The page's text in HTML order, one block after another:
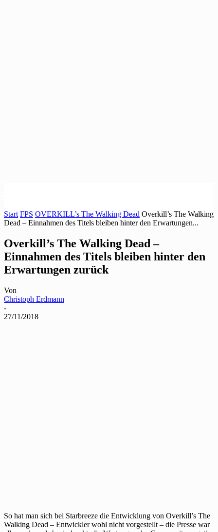
Start FPS OVERKILL’s The Walking Dead Overkill’s The Walking
Dead – Einnahmen des Titels bleiben hinter den Erwartungen...
Overkill’s The Walking Dead –
Einnahmen des Titels bleiben hinter den
Erwartungen zurück
Von
Christoph Erdmann
-
27/11/2018
So hat man sich bei Starbreeze die Entwicklung von Overkill’s The
Walking Dead – Entwickler wohl nicht vorgestellt – die Presse war